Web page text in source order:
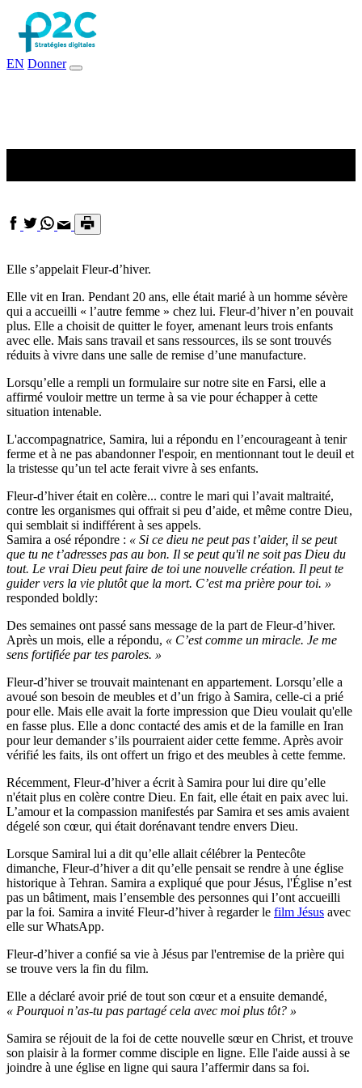
EN Donner
Elle s’appelait Fleur-d’hiver.
Elle vit en Iran. Pendant 20 ans, elle était marié à un homme sévère
qui a accueilli « l’autre femme » chez lui. Fleur-d’hiver n’en pouvait
plus. Elle a choisit de quitter le foyer, amenant leurs trois enfants
avec elle. Mais sans travail et sans ressources, ils se sont trouvés
réduits à vivre dans une salle de remise d’une manufacture.
Lorsqu’elle a rempli un formulaire sur notre site en Farsi, elle a
affirmé vouloir mettre un terme à sa vie pour échapper à cette
situation intenable.
L'accompagnatrice, Samira, lui a répondu en l’encourageant à tenir
ferme et à ne pas abandonner l'espoir, en mentionnant tout le deuil et
la tristesse qu’un tel acte ferait vivre à ses enfants.
Fleur-d’hiver était en colère... contre le mari qui l’avait maltraité,
contre les organismes qui offrait si peu d’aide, et même contre Dieu,
qui semblait si indifférent à ses appels.
Samira a osé répondre : « Si ce dieu ne peut pas t’aider, il se peut
que tu ne t’adresses pas au bon. Il se peut qu'il ne soit pas Dieu du
tout. Le vrai Dieu peut faire de toi une nouvelle création. Il peut te
guider vers la vie plutôt que la mort. C’est ma prière pour toi. »
responded boldly:
Des semaines ont passé sans message de la part de Fleur-d’hiver.
Après un mois, elle a répondu, « C’est comme un miracle. Je me
sens fortifiée par tes paroles. »
Fleur-d’hiver se trouvait maintenant en appartement. Lorsqu’elle a
avoué son besoin de meubles et d’un frigo à Samira, celle-ci a prié
pour elle. Mais elle avait la forte impression que Dieu voulait qu'elle
en fasse plus. Elle a donc contacté des amis et de la famille en Iran
pour leur demander s’ils pourraient aider cette femme. Après avoir
vérifié les faits, ils ont offert un frigo et des meubles à cette femme.
Récemment, Fleur-d’hiver a écrit à Samira pour lui dire qu’elle
n'était plus en colère contre Dieu. En fait, elle était en paix avec lui.
L’amour et la compassion manifestés par Samira et ses amis avaient
dégelé son cœur, qui était dorénavant tendre envers Dieu.
Lorsque Samiral lui a dit qu’elle allait célébrer la Pentecôte
dimanche, Fleur-d’hiver a dit qu’elle pensait se rendre à une église
historique à Tehran. Samira a expliqué que pour Jésus, l'Église n’est
pas un bâtiment, mais l’ensemble des personnes qui l’ont accueilli
par la foi. Samira a invité Fleur-d’hiver à regarder le film Jésus avec
elle sur WhatsApp.
Fleur-d’hiver a confié sa vie à Jésus par l'entremise de la prière qui
se trouve vers la fin du film.
Elle a déclaré avoir prié de tout son cœur et a ensuite demandé,
« Pourquoi n’as-tu pas partagé cela avec moi plus tôt? »
Samira se réjouit de la foi de cette nouvelle sœur en Christ, et trouve
son plaisir à la former comme disciple en ligne. Elle l'aide aussi à se
joindre à une église en ligne qui saura l’affermir dans sa foi.